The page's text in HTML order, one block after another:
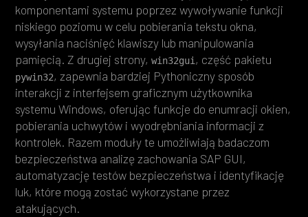
komponentami systemu poprzez wywoływanie funkcji
niskiego poziomu w celu pobierania tekstu okna,
wysyłania naciśnięć klawiszy lub manipulowania
pamięcią. Z drugiej strony,win32gui, część pakietu
pywin32, zapewnia bardziej Pythoniczny sposób
interakcji z interfejsem graficznym użytkownika
systemu Windows, oferując funkcje do enumracji okien,
pobierania uchwytów i wyodrębniania informacji z
kontrolek. Razem moduły te umożliwiają badaczom
bezpieczeństwa analizę zachowania SAP GUI,
automatyzację testów bezpieczeństwa i identyfikację
luk, które mogą zostać wykorzystane przez
atakujących.